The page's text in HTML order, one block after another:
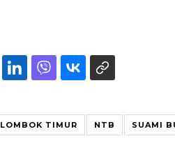
LOMBOK TIMUR NTB SUAMI
10